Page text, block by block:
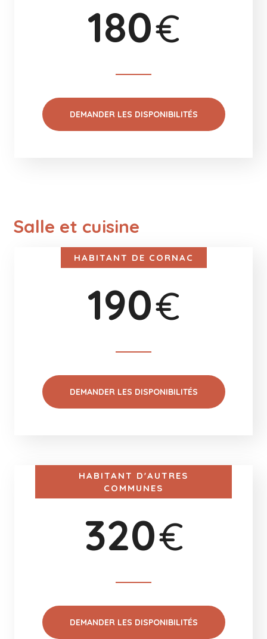
180€
DEMANDER LES DISPONIBILITÉS
Salle et cuisine
HABITANT DE CORNAC
190€
DEMANDER LES DISPONIBILITÉS
HABITANT D'AUTRES
COMMUNES
320€
DEMANDER LES DISPONIBILITÉS